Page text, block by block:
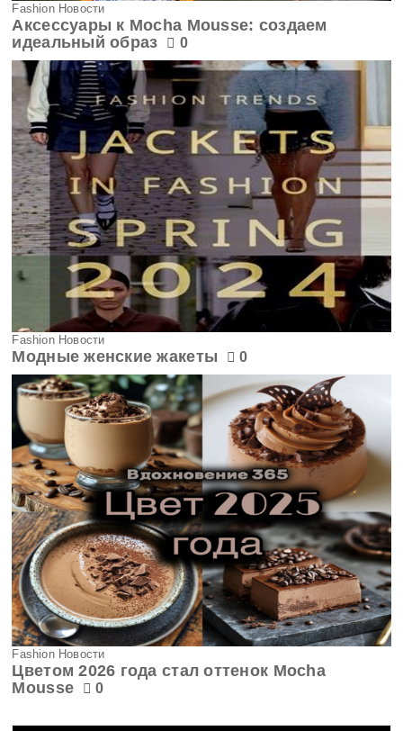
Fashion Новости
Аксессуары к Mocha Mousse: создаем
идеальный образ
0
Fashion Новости
Модные женские жакеты 0
Fashion Новости
Цветом 2026 года стал оттенок Mocha
Mousse
0